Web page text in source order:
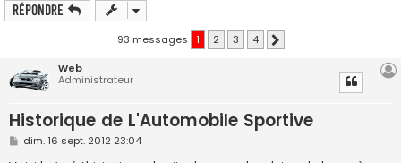
Répondre
93 messages 1 2 3 4
Web
Administrateur
Historique de L'Automobile Sportive
M
dim. 16 sept. 2012 23:04